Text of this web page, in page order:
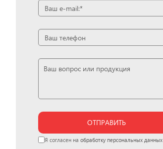
ОТПРАВИТЬ
Я согласен на обработку персональных данных